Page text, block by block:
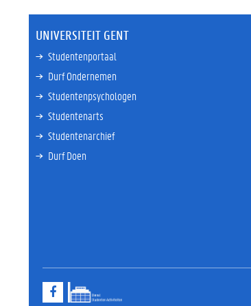
UNIVERSITEIT GENT
Studentenportaal
Durf Ondernemen
Studentenpsychologen
Studentenarts
Studentenarchief
Durf Doen